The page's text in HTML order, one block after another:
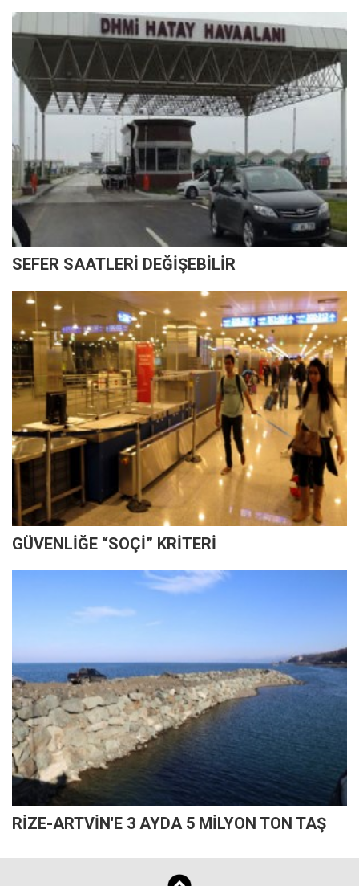
SEFER SAATLERİ DEĞİŞEBİLİR
GÜVENLİĞE “SOÇİ” KRİTERİ
RİZE-ARTVİN'E 3 AYDA 5 MİLYON TON TAŞ